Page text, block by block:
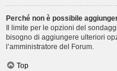
Perché non è possibile
Il limite per le opzioni del
bisogno di aggiungere ulteriori
l’amministratore del Forum.
Top